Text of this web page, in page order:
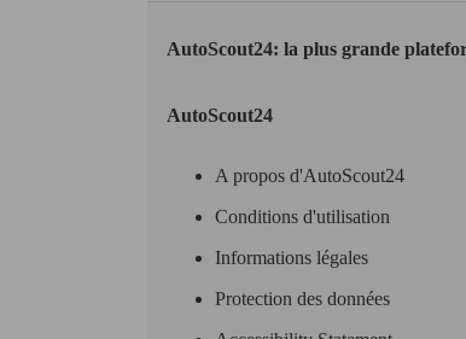
AutoScout24: la plus grande
AutoScout24
A propos d'AutoScout24
Conditions d'utilisation
Informations légales
Protection des données